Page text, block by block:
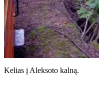
Kelias į Aleksoto kalną.